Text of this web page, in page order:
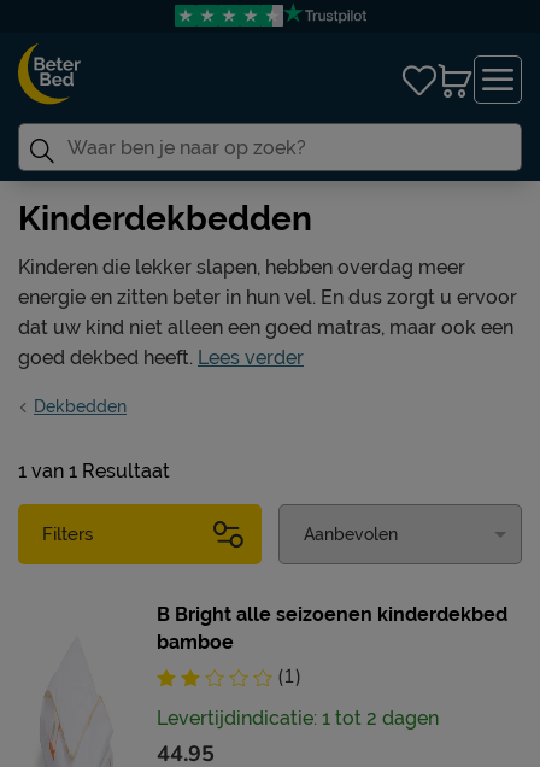
Kinderdekbedden
Kinderen die lekker slapen, hebben overdag meer
energie en zitten beter in hun vel. En dus zorgt u ervoor
dat uw kind niet alleen een goed matras, maar ook een
goed dekbed heeft. Lees verder
Dekbedden
1 van 1 Resultaat
Filters
B Bright alle seizoenen kinderdekbed
bamboe
(1)
Levertijdindicatie: 1 tot 2 dagen
44.95